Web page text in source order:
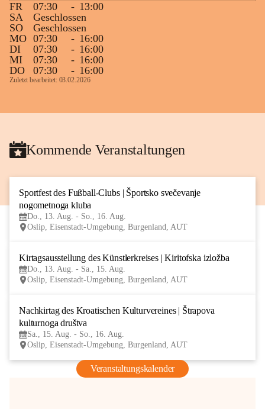
FR
07:30 - 13:00
SA
Geschlossen
SO
Geschlossen
MO 07:30 - 16:00
DI
07:30 - 16:00
MI
07:30 - 16:00
DO
07:30 - 16:00
Zuletzt bearbeitet: 03.02.2026
Kommende Veranstaltungen
Sportfest des Fußball-Clubs | Športsko svečevanje
nogometnoga kluba
Do., 13. Aug. - So., 16. Aug.
Oslip, Eisenstadt-Umgebung, Burgenland, AUT
Kirtagsausstellung des Künstlerkreises | Kiritofska izložba
Do., 13. Aug. - Sa., 15. Aug.
Oslip, Eisenstadt-Umgebung, Burgenland, AUT
Nachkirtag des Kroatischen Kulturvereines | Štrapova
kulturnoga društva
Sa., 15. Aug. - So., 16. Aug.
Oslip, Eisenstadt-Umgebung, Burgenland, AUT
Veranstaltungskalender